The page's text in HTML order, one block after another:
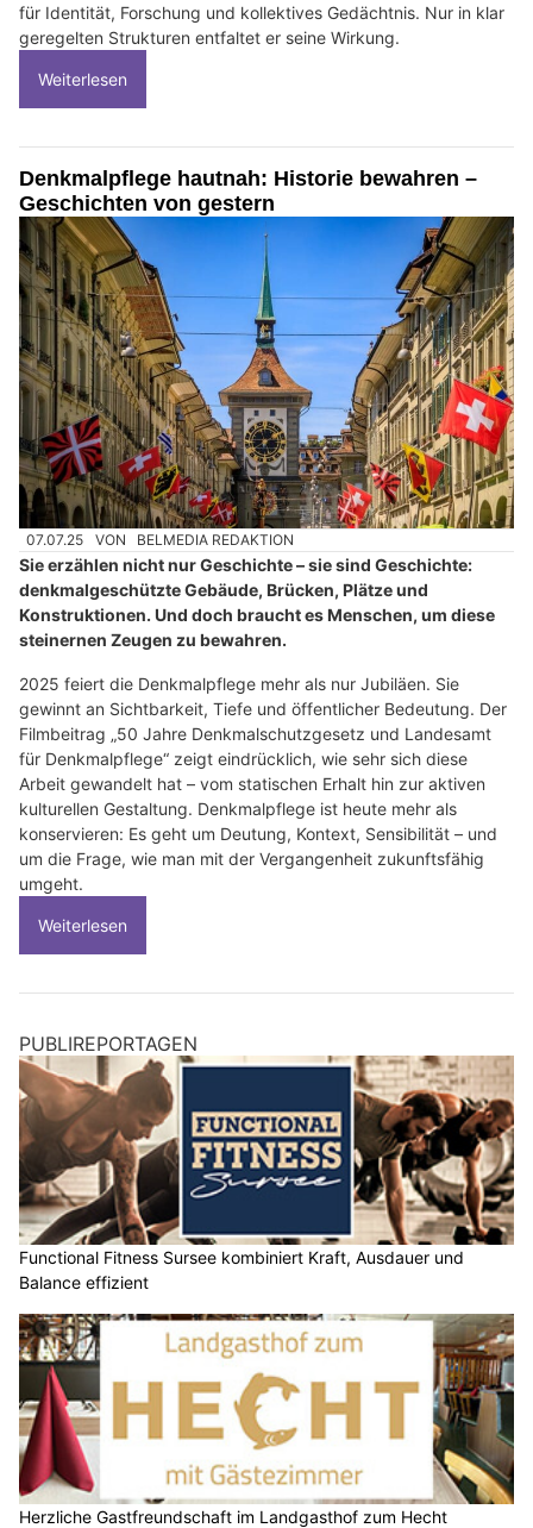
für Identität, Forschung und kollektives Gedächtnis. Nur in klar
geregelten Strukturen entfaltet er seine Wirkung.
Weiterlesen
Denkmalpflege hautnah: Historie bewahren –
Geschichten von gestern
07.07.25 VON BELMEDIA REDAKTION
Sie erzählen nicht nur Geschichte – sie sind Geschichte:
denkmalgeschützte Gebäude, Brücken, Plätze und
Konstruktionen. Und doch braucht es Menschen, um diese
steinernen Zeugen zu bewahren.
2025 feiert die Denkmalpflege mehr als nur Jubiläen. Sie
gewinnt an Sichtbarkeit, Tiefe und öffentlicher Bedeutung. Der
Filmbeitrag „50 Jahre Denkmalschutzgesetz und Landesamt
für Denkmalpflege“ zeigt eindrücklich, wie sehr sich diese
Arbeit gewandelt hat – vom statischen Erhalt hin zur aktiven
kulturellen Gestaltung. Denkmalpflege ist heute mehr als
konservieren: Es geht um Deutung, Kontext, Sensibilität – und
um die Frage, wie man mit der Vergangenheit zukunftsfähig
umgeht.
Weiterlesen
PUBLIREPORTAGEN
Functional Fitness Sursee kombiniert Kraft, Ausdauer und
Balance effizient
Herzliche Gastfreundschaft im Landgasthof zum Hecht